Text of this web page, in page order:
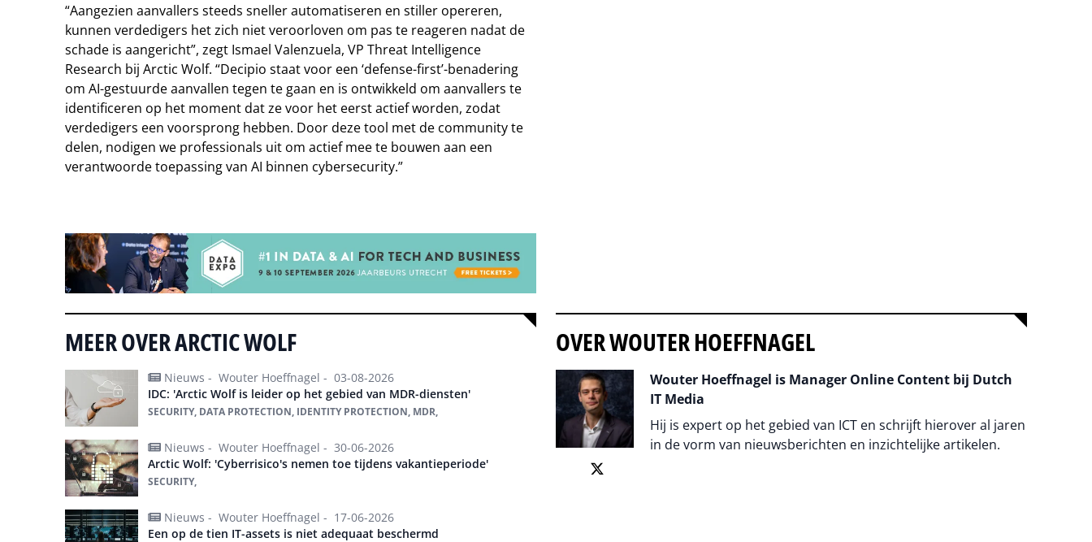
“Aangezien aanvallers steeds sneller automatiseren en stiller opereren,
kunnen verdedigers het zich niet veroorloven om pas te reageren nadat de
schade is aangericht”, zegt Ismael Valenzuela, VP Threat Intelligence
Research bij Arctic Wolf. “Decipio staat voor een ‘defense-first’-benadering
om AI-gestuurde aanvallen tegen te gaan en is ontwikkeld om aanvallers te
identificeren op het moment dat ze voor het eerst actief worden, zodat
verdedigers een voorsprong hebben. Door deze tool met de community te
delen, nodigen we professionals uit om actief mee te bouwen aan een
verantwoorde toepassing van AI binnen cybersecurity.”
MEER OVER ARCTIC WOLF
Nieuws - Wouter Hoeffnagel - 03-08-2026
IDC: 'Arctic Wolf is leider op het gebied van MDR-diensten'
SECURITY, DATA PROTECTION, IDENTITY PROTECTION, MDR,
Nieuws - Wouter Hoeffnagel - 30-06-2026
Arctic Wolf: 'Cyberrisico's nemen toe tijdens vakantieperiode'
SECURITY,
Nieuws - Wouter Hoeffnagel - 17-06-2026
Een op de tien IT-assets is niet adequaat beschermd
OVER WOUTER HOEFFNAGEL
Wouter Hoeffnagel is Manager Online Content bij Dutch
IT Media
Hij is expert op het gebied van ICT en schrijft hierover al jaren
in de vorm van nieuwsberichten en inzichtelijke artikelen.